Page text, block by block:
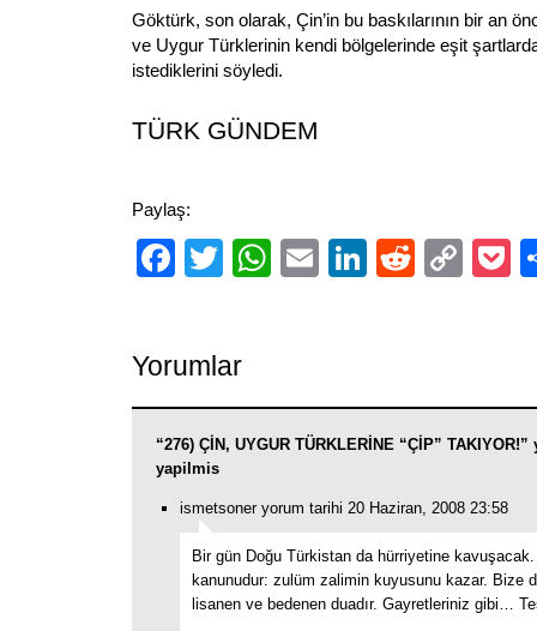
Göktürk, son olarak, Çin’in bu baskılarının bir an
ve Uygur Türklerinin kendi bölgelerinde eşit
istediklerini söyledi.
TÜRK GÜNDEM
Paylaş:
Facebook
TwitterWhatsApp
EmailLinkedIn
Reddit
Yorumlar
“276) ÇİN, UYGUR TÜRKLERİNE “ÇİP”
yapilmis
ismetsoner yorum tarihi 20 Haziran, 2008 23:58
Bir gün Doğu Türkistan da hürriyetine kavuşacak.
kanunudur: zulüm zalimin kuyusunu kazar. Bize
lisanen ve bedenen duadır. Gayretleriniz gibi…